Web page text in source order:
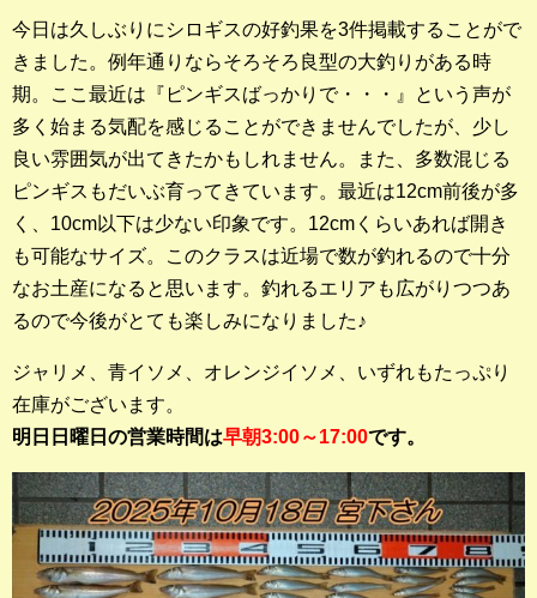
今日は久しぶりにシロギスの好釣果を3件掲載することがで
きました。例年通りならそろそろ良型の大釣りがある時
期。ここ最近は『ピンギスばっかりで・・・』という声が
多く始まる気配を感じることができませんでしたが、少し
良い雰囲気が出てきたかもしれません。また、多数混じる
ピンギスもだいぶ育ってきています。最近は12cm前後が多
く、10cm以下は少ない印象です。12cmくらいあれば開き
も可能なサイズ。このクラスは近場で数が釣れるので十分
なお土産になると思います。釣れるエリアも広がりつつあ
るので今後がとても楽しみになりました♪
ジャリメ、青イソメ、オレンジイソメ、いずれもたっぷり
在庫がございます。
明日日曜日の営業時間は早朝3:00～17:00です。
その他の釣り
釣果ランキング
2023年 クロダイ部門
2023年 メジナ部門
歴代釣果ランキング
クロダイ部門
シロギス部門
ブログ・釣行記
スタッフブログ